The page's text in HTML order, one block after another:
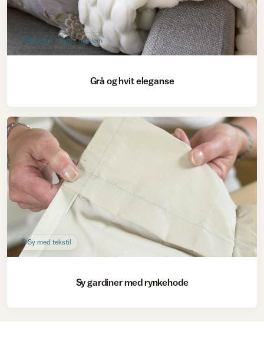
Før/etter - hytter og hjem
Grå og hvit eleganse
Sy med tekstil
Sy gardiner med rynkehode